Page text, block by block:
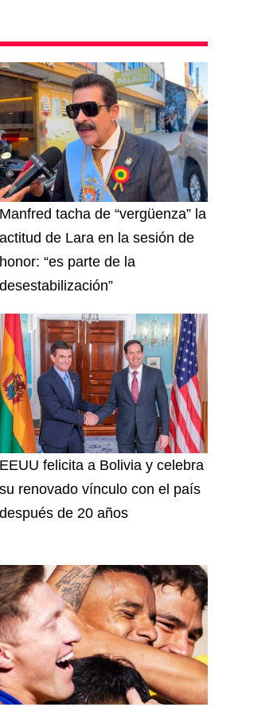
Manfred tacha de “vergüenza” la
actitud de Lara en la sesión de
honor: “es parte de la
desestabilización”
EEUU felicita a Bolivia y celebra
su renovado vínculo con el país
después de 20 años